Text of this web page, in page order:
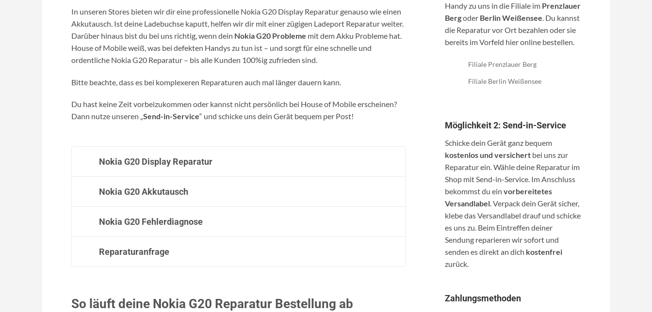
In unseren Stores bieten wir dir eine professionelle Nokia G20 Display Reparatur genauso wie einen
Akkutausch. Ist deine Ladebuchse kaputt, helfen wir dir mit einer zügigen Ladeport Reparatur weiter.
Darüber hinaus bist du bei uns richtig, wenn dein Nokia G20 Probleme mit dem Akku Probleme hat.
House of Mobile weiß, was bei defekten Handys zu tun ist – und sorgt für eine schnelle und
ordentliche Nokia G20 Reparatur – bis alle Kunden 100%ig zufrieden sind.
Bitte beachte, dass es bei komplexeren Reparaturen auch mal länger dauern kann.
Du hast keine Zeit vorbeizukommen oder kannst nicht persönlich bei House of Mobile erscheinen?
Dann nutze unseren „Send-in-Service“ und schicke uns dein Gerät bequem per Post!
Nokia G20 Display Reparatur
Nokia G20 Akkutausch
Nokia G20 Fehlerdiagnose
Reparaturanfrage
So läuft deine Nokia G20 Reparatur Bestellung ab
Handy zu uns in die Filiale im Prenzlauer
Bergoder Berlin Weißensee . Du kannst
die Reparatur vor Ort bezahlen oder sie
bereits im Vorfeld hier online bestellen.
Filiale Prenzlauer Berg
Filiale Berlin Weißensee
Möglichkeit 2: Send-in-Service
Schicke dein Gerät ganz bequem
kostenlos und versichert bei uns zur
Reparatur ein. Wähle deine Reparatur im
Shop mit Send-in-Service. Im Anschluss
bekommst du ein vorbereitetes
Versandlabel . Verpack dein Gerät sicher,
klebe das Versandlabel drauf und schicke
es uns zu. Beim Eintreffen deiner
Sendung reparieren wir sofort und
senden es direkt an dich kostenfrei
zurück.
Zahlungsmethoden